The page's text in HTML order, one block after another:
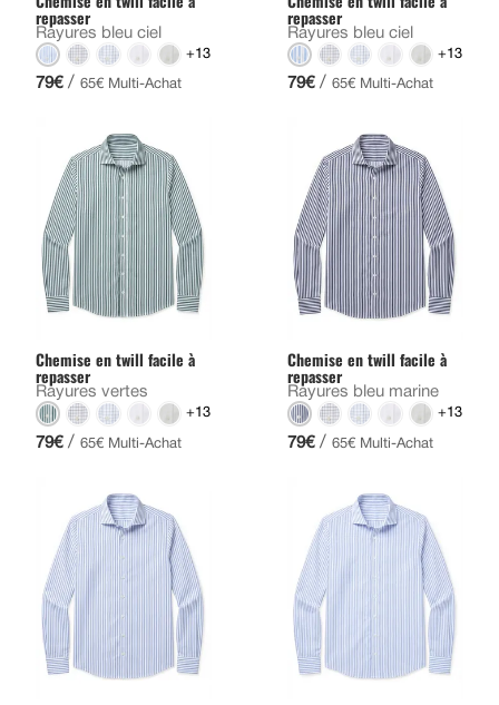
repasser
Rayures bleu ciel
+13
79€ / 65€ Multi-Achat
repasser
Rayures bleu ciel
+13
79€ / 65€ Multi-Achat
Chemise en twill facile à
repasser
Rayures vertes
+13
79€ / 65€ Multi-Achat
Chemise en twill facile à
repasser
Rayures bleu marine
+13
79€ / 65€ Multi-Achat